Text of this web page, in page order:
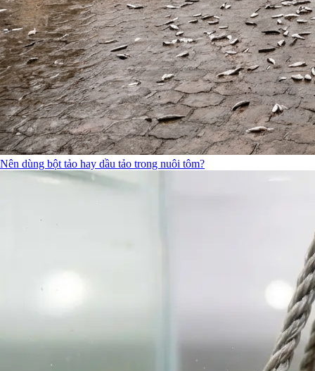
Nên dùng bột tảo hay dầu tảo trong nuôi tôm?